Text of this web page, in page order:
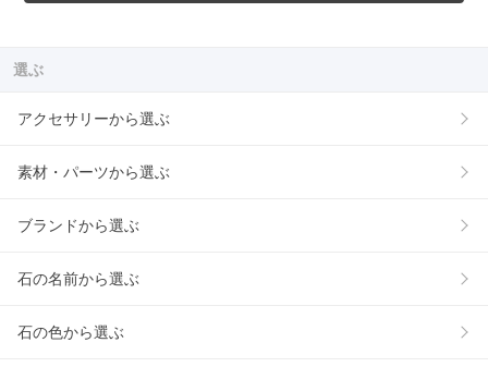
選ぶ
アクセサリーから選ぶ
素材・パーツから選ぶ
ブランドから選ぶ
石の名前から選ぶ
石の色から選ぶ